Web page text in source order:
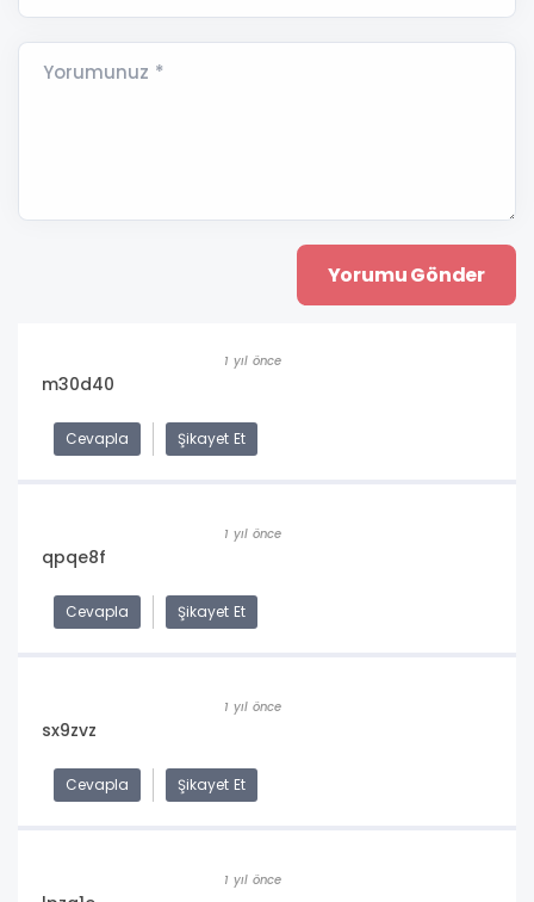
Yorumunuz *
1 yıl önce
m30d40
Cevapla Şikayet Et
1 yıl önce
qpqe8f
Cevapla Şikayet Et
1 yıl önce
sx9zvz
Cevapla Şikayet Et
1 yıl önce